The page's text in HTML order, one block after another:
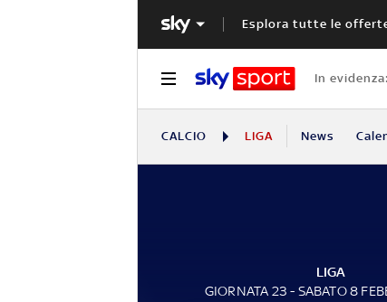
Esplora tutte le
In evidenza:
CALCIO LIGA News
LIGA
GIORNATA 23 - SABATO 8